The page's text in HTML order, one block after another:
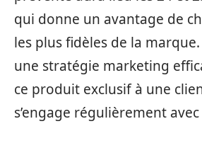
qui donne un avantage de
les plus fidèles de la
une stratégie marketing
ce produit exclusif à une
s’engage régulièrement